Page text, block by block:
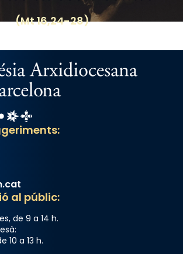
(Mt 16,24-28)
Radio Estel
Catalunya Cristiana
al públic:
de 9 a 14 h.
10 a 13 h.